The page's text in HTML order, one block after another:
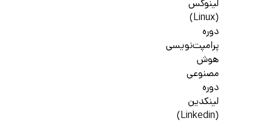
لینوکس
(Linux)
دوره
پرامپت‌نویسی
هوش
مصنوعی
دوره
لینکدین
(Linkedin)